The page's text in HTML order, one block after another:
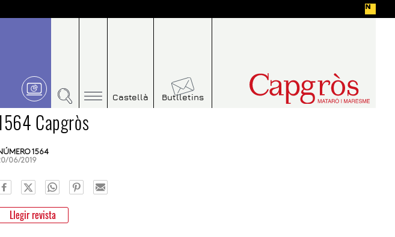
Castellà Butlletins
Capgròs
1564
06/2019
Llegir revista